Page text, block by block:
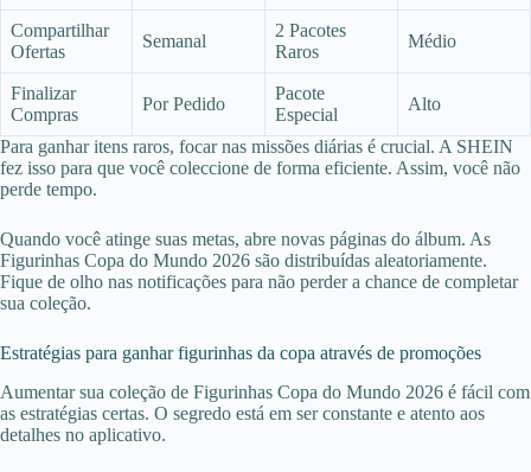
Compartilhar
Ofertas
Semanal
2 Pacotes
Raros
Médio
Finalizar
Compras
Por Pedido
Pacote
Especial
Alto
Para ganhar itens raros, focar nas missões diárias é crucial. A SHEIN
fez isso para que você coleccione de forma eficiente. Assim, você não
perde tempo.
Quando você atinge suas metas, abre novas páginas do álbum. As
Figurinhas Copa do Mundo 2026 são distribuídas aleatoriamente.
Fique de olho nas notificações para não perder a chance de completar
sua coleção.
Estratégias para ganhar figurinhas da copa através de promoções
Aumentar sua coleção de Figurinhas Copa do Mundo 2026 é fácil com
as estratégias certas. O segredo está em ser constante e atento aos
detalhes no aplicativo.